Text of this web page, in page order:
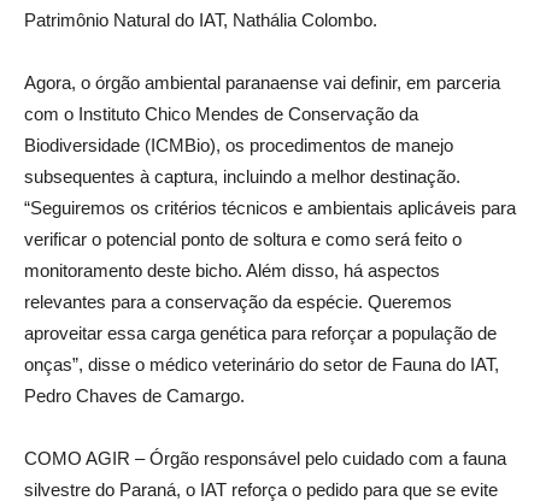
Patrimônio Natural do IAT, Nathália Colombo.
Agora, o órgão ambiental paranaense vai definir, em parceria
com o Instituto Chico Mendes de Conservação da
Biodiversidade (ICMBio), os procedimentos de manejo
subsequentes à captura, incluindo a melhor destinação.
“Seguiremos os critérios técnicos e ambientais aplicáveis para
verificar o potencial ponto de soltura e como será feito o
monitoramento deste bicho. Além disso, há aspectos
relevantes para a conservação da espécie. Queremos
aproveitar essa carga genética para reforçar a população de
onças”, disse o médico veterinário do setor de Fauna do IAT,
Pedro Chaves de Camargo.
COMO AGIR – Órgão responsável pelo cuidado com a fauna
silvestre do Paraná, o IAT reforça o pedido para que se evite